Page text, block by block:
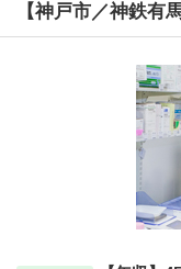
【神戸市／神鉄有